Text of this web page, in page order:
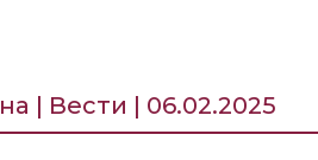
| Вести | 06.02.2025